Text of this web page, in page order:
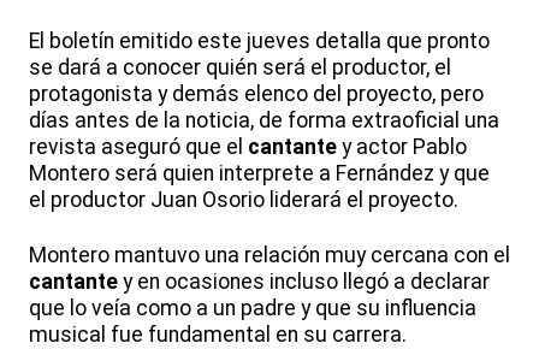
El boletín emitido este jueves detalla que pronto
se dará a conocer quién será el productor, el
protagonista y demás elenco del proyecto, pero
días antes de la noticia, de forma extraoficial una
revista aseguró que el cantante y actor Pablo
Montero será quien interprete a Fernández y que
el productor Juan Osorio liderará el proyecto.
Montero mantuvo una relación muy cercana con el
cantante y en ocasiones incluso llegó a declarar
que lo veía como a un padre y que su influencia
musical fue fundamental en su carrera.